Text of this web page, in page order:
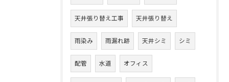
天井張り替え工事 天井張り替え
雨染み 雨漏れ跡 天井シミ シミ
配管 水道 オフィス